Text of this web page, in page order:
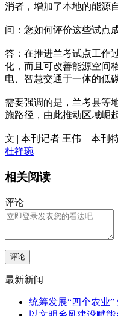
消者，增加了本地的能源
问：您如何评价这些试点
答：在推进兰考试点工作
化，而且可改善能源空间
电、智慧交通于一体的低
需要强调的是，兰考县等
施路径，由此推动区域崛
文 | 本刊记者 王伟 本刊
杜祥琬
相关阅读
评论
评论
最新新闻
统筹发展“四个农业